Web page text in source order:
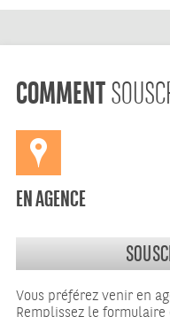
COMMENT
EN AGENCE
Vous préférez venir en